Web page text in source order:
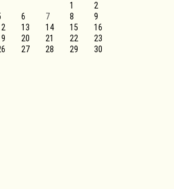
1
2
6 7 8
9
13 14 15
16
20 21 22
23
27 28 29
30